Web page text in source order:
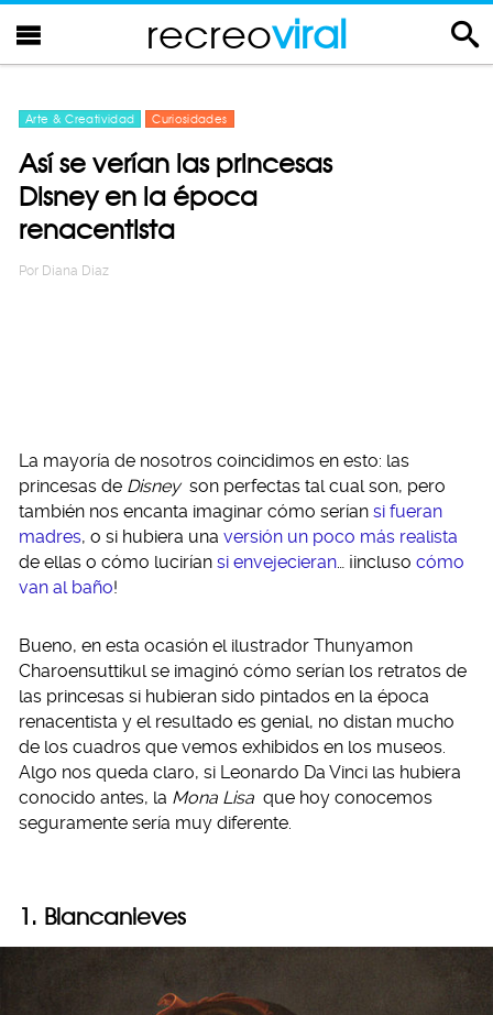
recreoviral
Arte & Creatividad Curiosidades
Así se verían las princesas
Disney en la época
renacentista
Por Diana Diaz
La mayoría de nosotros coincidimos en esto: las
princesas de Disney son perfectas tal cual son, pero
también nos encanta imaginar cómo serían si fueran
madres, o si hubiera una versión un poco más realista
de ellas o cómo lucirían si envejecieran… ¡incluso cómo
van al baño!
Bueno, en esta ocasión el ilustrador Thunyamon
Charoensuttikul se imaginó cómo serían los retratos de
las princesas si hubieran sido pintados en la época
renacentista y el resultado es genial, no distan mucho
de los cuadros que vemos exhibidos en los museos.
Algo nos queda claro, si Leonardo Da Vinci las hubiera
conocido antes, la Mona Lisa que hoy conocemos
seguramente sería muy diferente.
1. Blancanieves